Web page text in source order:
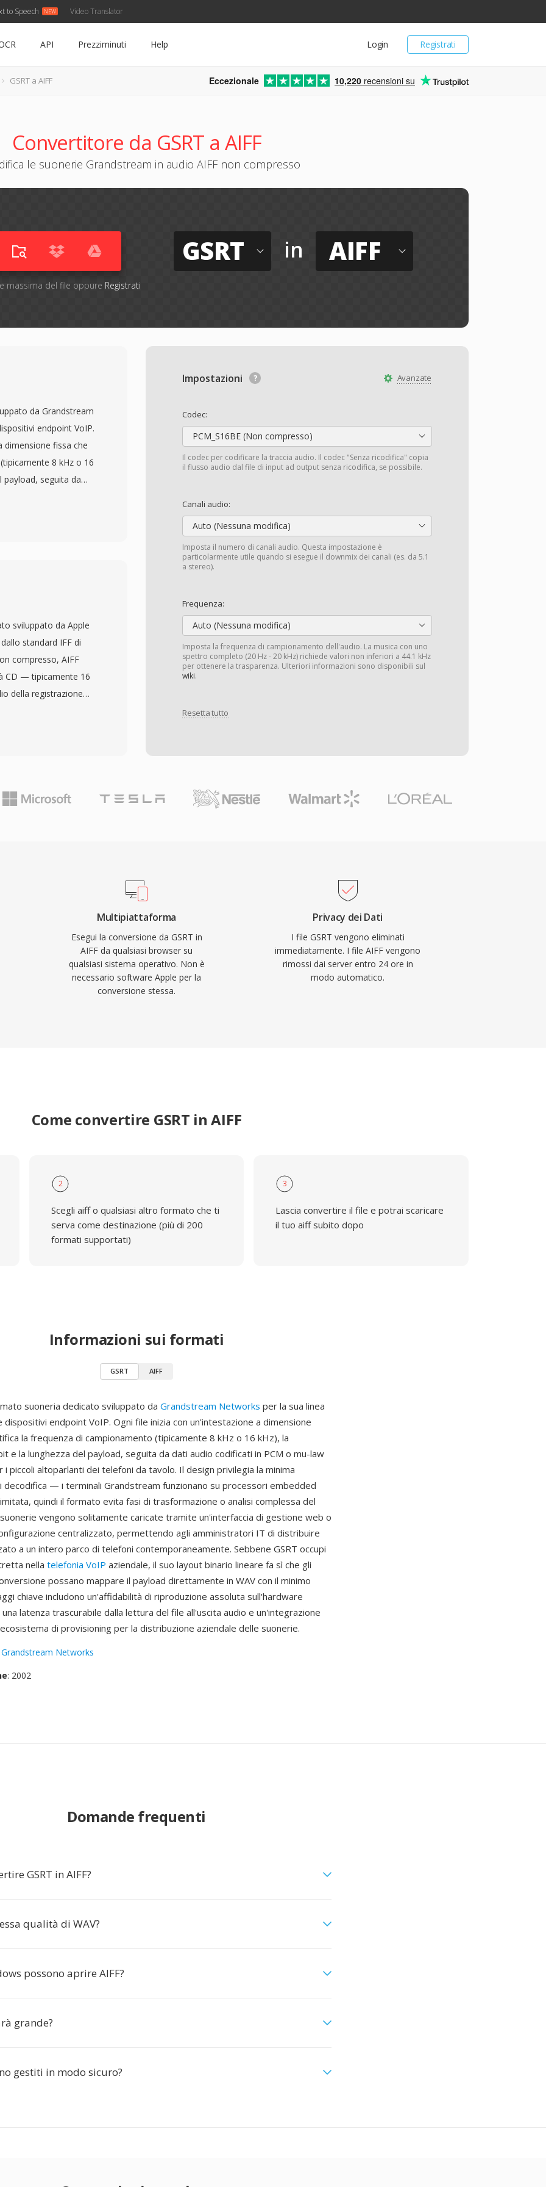
to Speech Video Translator
Registrati
Login
API Prezziminuti Help
GSRT a AIFF Eccezionale 10,220 recensioni su
Convertitore da GSRT a AIFF
le suonerie Grandstream in audio AIFF non compresso
massima del file oppure Registrati
GSRT in AIFF
Avanzate
Impostazioni
Codec:
PCM_S16BE (Non compresso)
Il codec per codificare la traccia audio. Il codec "Senza ricodifica" copia
il flusso audio dal file di input ad output senza ricodifica, se possibile.
Canali audio:
Auto (Nessuna modifica)
Imposta il numero di canali audio. Questa impostazione è
particolarmente utile quando si esegue il downmix dei canali (es. da 5.1
a stereo).
Frequenza:
Auto (Nessuna modifica)
Imposta la frequenza di campionamento dell'audio. La musica con uno
spettro completo (20 Hz - 20 kHz) richiede valori non inferiori a 44.1 kHz
per ottenere la trasparenza. Ulteriori informazioni sono disponibili sul
wiki.
Resetta tutto
da Grandstream
endpoint VoIP.
dimensione fissa che
8 kHz o 16
payload, seguita da
per i piccoli
di configurazione
una nicchia ristretta
lineare fa sì che
il payload
vantaggi chiave
assoluta
sviluppato da Apple
standard IFF di
compresso, AIFF
CD — tipicamente 16
della registrazione
il contenuto in
totale di
AAC, salvataggi
di
fino a 32 bit,
che superano le
priorità
di
nel settore della
Multipiattaforma
Esegui la conversione da GSRT in
AIFF da qualsiasi browser su
qualsiasi sistema operativo. Non è
necessario software Apple per la
conversione stessa.
Privacy dei Dati
I file GSRT vengono eliminati
immediatamente. I file AIFF vengono
rimossi dai server entro 24 ore in
modo automatico.
Come convertire GSRT in AIFF
2
Scegli aiff o qualsiasi altro formato che ti
serva come destinazione (più di 200
formati supportati)
3
Lascia convertire il file e potrai scaricare
il tuo aiff subito dopo
Informazioni sui formati
GSRT AIFF
suoneria dedicato sviluppato da Grandstream Networks per la sua linea
dispositivi endpoint VoIP. Ogni file inizia con un'intestazione a dimensione
la frequenza di campionamento (tipicamente 8 kHz o 16 kHz), la
e la lunghezza del payload, seguita da dati audio codificati in PCM o mu-law
piccoli altoparlanti dei telefoni da tavolo. Il design privilegia la minima
decodifica — i terminali Grandstream funzionano su processori embedded
quindi il formato evita fasi di trasformazione o analisi complessa del
vengono solitamente caricate tramite un'interfaccia di gestione web o
centralizzato, permettendo agli amministratori IT di distribuire
a un intero parco di telefoni contemporaneamente. Sebbene GSRT occupi
nella telefonia VoIP aziendale, il suo layout binario lineare fa sì che gli
possano mappare il payload direttamente in WAV con il minimo
chiave includono un'affidabilità di riproduzione assoluta sull'hardware
latenza trascurabile dalla lettura del file all'uscita audio e un'integrazione
di provisioning per la distribuzione aziendale delle suonerie.
Grandstream Networks
: 2002
Domande frequenti
GSRT in AIFF?
qualità di WAV?
possono aprire AIFF?
grande?
gestiti in modo sicuro?